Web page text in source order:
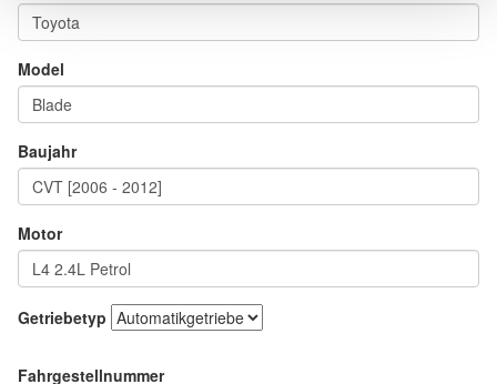
Model
Baujahr
Motor
Getriebetyp
Fahrgestellnummer